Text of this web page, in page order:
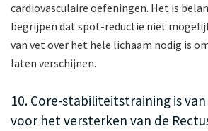
cardiovasculaire oefeningen. Het is
begrijpen dat spot-reductie niet
van vet over het hele lichaam nodig is
laten verschijnen.
10. Core-stabiliteitstraining is
voor het versterken van de